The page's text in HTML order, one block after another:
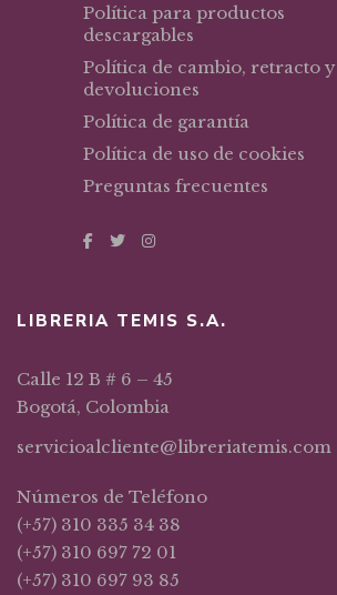
Política para productos
descargables
Política de cambio, retracto y
devoluciones
Política de garantía
Política de uso de cookies
Preguntas frecuentes
LIBRERIA TEMIS S.A.
Calle 12 B # 6 – 45
Bogotá, Colombia
servicioalcliente@libreriatemis.com
Números de Teléfono
(+57) 310 335 34 38
(+57) 310 697 72 01
(+57) 310 697 93 85